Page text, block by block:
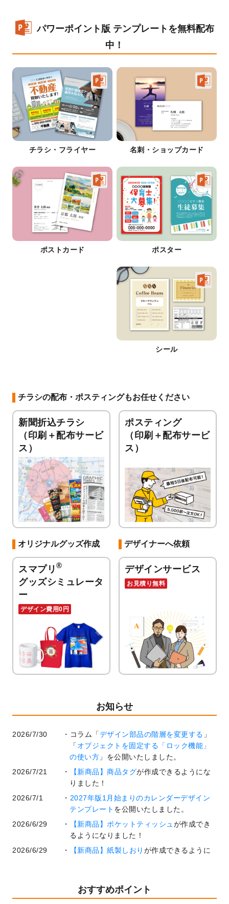
パワーポイント版 テンプレートを無料配布
中！
チラシ・フライヤー 名刺・ショップカード
ポストカード ポスター
シール
チラシの配布・ポスティングもお任せください
新聞折込チラシ
（印刷＋配布サービ
ス）
ポスティング
（印刷＋配布サービ
ス）
オリジナルグッズ作成
スマプリ ®
グッズシミュレータ
ー
デザイン費用0円
デザイナーへ依頼
デザインサービス
お見積り無料
お知らせ
2026/7/30 コラム「デザイン部品の階層を変更する 」
「 オブジェクトを固定する「ロック機能」
の使い方 」を公開いたしました。
2026/7/21
【新商品】商品タグが作成できるようにな
りました！
2026/7/1
2027年版1月始まりのカレンダーデザイン
テンプレート を公開いたしました。
2026/6/29
【新商品】ポケットティッシュが作成でき
るようになりました！
2026/6/29
【新商品】紙製しおり が作成できるように
業効率を上げる便利な操作方法3選！
開いたしました。
おすすめポイント